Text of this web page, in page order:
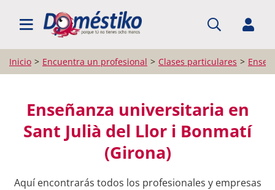
BUSCAR PROFESIONALES
Inicio Encuentra un profesional Clases particulares
Enseñanza universitaria en
Sant Julià del Llor i Bonmatí
(Girona)
Aquí encontrarás todos los profesionales y empresas